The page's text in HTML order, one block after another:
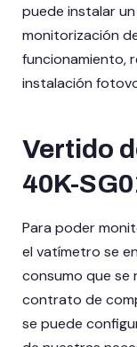
puede instalar
monitorización
funcionamiento,
instalación
Vertido
40K-
Para poder
el vatímetro se
consumo que se
contrato de
se puede